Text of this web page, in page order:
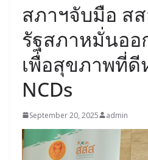
สภาฯจับมือ ส
รัฐสภาหมั่นออ
เพื่อสุขภาพที่ดี
NCDs
September 20, 2025 admin